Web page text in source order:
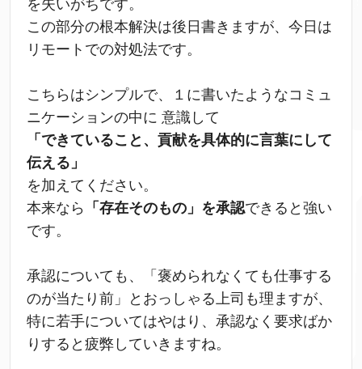
を失いがちです。
この部分の根本解決は後日書きますが、今日は
リモートでの対処法です。
こちらはシンプルで、１に書いたようなコミュ
ニケーションの中に 意識して
「できていること、貢献を具体的に言葉にして
伝える」
を加えてください。
本来なら
「存在そのもの」を承認できると強い
です。
承認についても、「褒められなくても仕事する
のが当たり前」とおっしゃる上司も理ますが、
特に若手についてはやはり、承認なく要求ばか
りすると疲弊していきますね。